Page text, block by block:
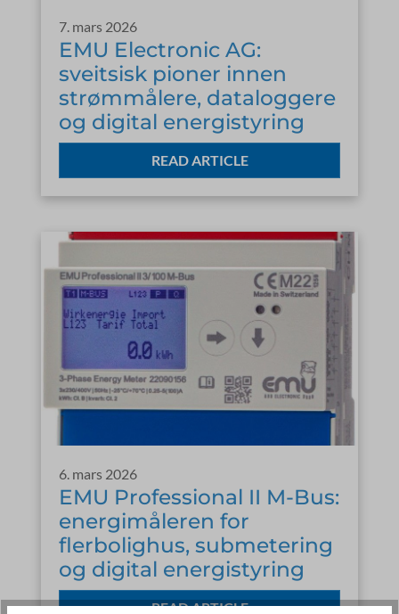
7. mars 2026
EMU Electronic AG:
sveitsisk pioner innen
strømmålere, dataloggere
og digital energistyring
READ ARTICLE
6. mars 2026
EMU Professional II M-Bus:
energimåleren for
flerbolighus, submetering
og digital energistyring
READ ARTICLE